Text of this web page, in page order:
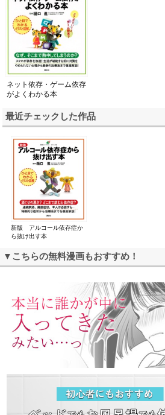
ネット依存・ゲーム依存
がよくわかる本
最近チェックした作品
新版 アルコール依存症か
ら抜け出す本
▼こちらの無料漫画もおすすめ！